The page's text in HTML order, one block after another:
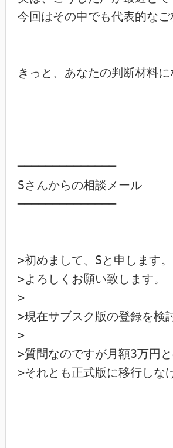
今回はその中でも代表的な
きっと、あなたの判断材料に
━━━━━━━━━━━━━━
Sさんからの相談メール
━━━━━━━━━━━━━━
>初めまして、Sと申します。
>よろしくお願い致します。
>
>現在サブスク版の登録を検
>
>質問なのですが月額3万円
>それとも正式版に移行しな